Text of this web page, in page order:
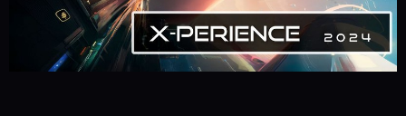
About Posts Guestbook Shop